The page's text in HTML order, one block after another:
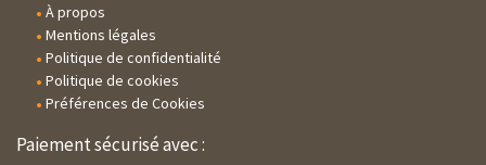
À propos
Mentions légales
Politique de confidentialité
Politique de cookies
Préférences de Cookies
Paiement sécurisé avec :